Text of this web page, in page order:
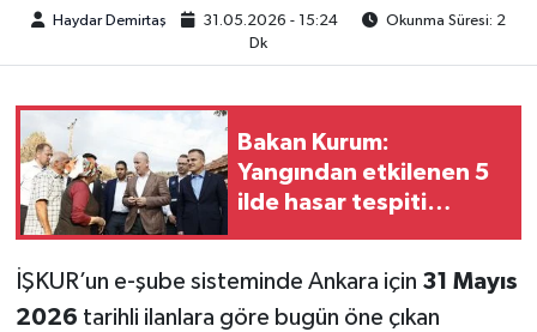
Haydar Demirtaş 31.05.2026 - 15:24
Okunma Süresi: 2
Dk
Bakan Kurum:
Yangından etkilenen 5
ilde hasar tespiti
İŞKUR’un e-şube sisteminde Ankara için 31 Mayıs
2026 tarihli ilanlara göre bugün öne çıkan